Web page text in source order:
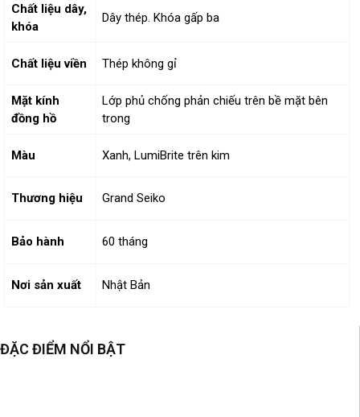
ĐẶC ĐIỂM NỔI BẬT
Chất liệu dây,
khóa
Dây thép. Khóa gấp ba
Chất liệu viền Thép không gỉ
Mặt kính
đồng hồ
Lớp phủ chống phản chiếu trên bề mặt bên
trong
Màu Xanh, LumiBrite trên kim
Thương hiệu Grand Seiko
Bảo hành 60 tháng
Nơi sản xuất Nhật Bản